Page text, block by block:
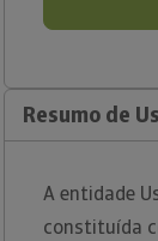
Resumo de
A entidade
constituída